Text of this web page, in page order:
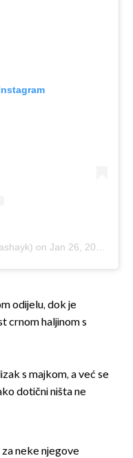
on Jan 26, 2019 at 3:27am PST
odijelu, dok je
crnom haljinom s
s majkom, a već se
dotični ništa ne
neke njegove